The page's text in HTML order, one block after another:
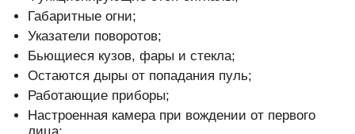
Габаритные огни;
Указатели поворотов;
Бьющиеся кузов, фары и стекла;
Остаются дыры от попадания пуль;
Работающие приборы;
Настроенная камера при вождении от первого